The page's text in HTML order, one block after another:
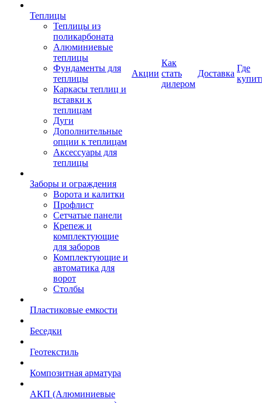
Теплицы
Теплицы из
поликарбоната
Алюминиевые
теплицы
Фундаменты для
теплицы
Каркасы теплиц и
вставки к
теплицам
Дуги
Дополнительные
опции к теплицам
Аксессуары для
теплицы
Заборы и ограждения
Ворота и калитки
Профлист
Сетчатые панели
Крепеж и
комплектующие
для заборов
Комплектующие и
автоматика для
ворот
Столбы
Пластиковые емкости
Беседки
Геотекстиль
Композитная арматура
АКП (Алюминиевые
Акции
Как
стать
дилером
Доставка
Где